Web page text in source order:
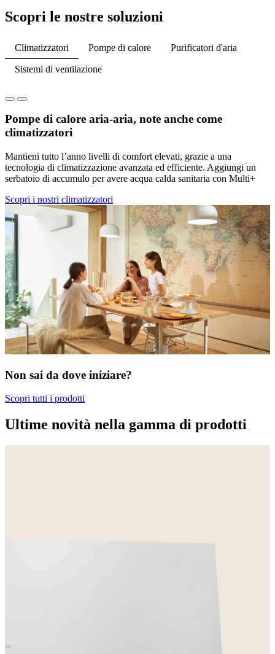
Scopri le nostre soluzioni
Climatizzatori Pompe di calore Purificatori d'aria
Sistemi di ventilazione
Pompe di calore aria-aria, note anche come
climatizzatori
Mantieni tutto l’anno livelli di comfort elevati, grazie a una
tecnologia di climatizzazione avanzata ed efficiente. Aggiungi un
serbatoio di accumulo per avere acqua calda sanitaria con Multi+
Scopri i nostri climatizzatori
Non sai da dove iniziare?
Scopri tutti i prodotti
Ultime novità nella gamma di prodotti